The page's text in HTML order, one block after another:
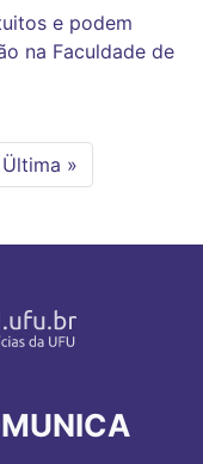
e podem
na Faculdade de
Última
página
Ültima »